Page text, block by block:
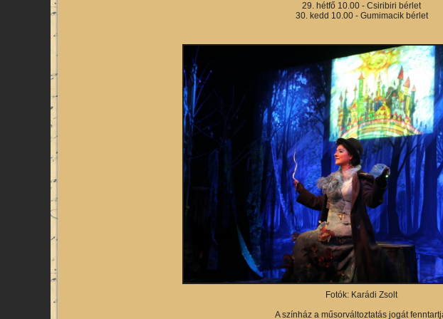
29. hétfő 10.00 - Csiribiri bérlet
30. kedd 10.00 - Gumimacik bérlet
Fotók: Karádi Zsolt
A színház a műsorváltoztatás jogát